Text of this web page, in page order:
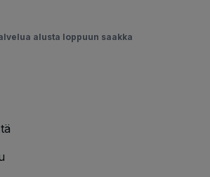
alusta loppuun saakka